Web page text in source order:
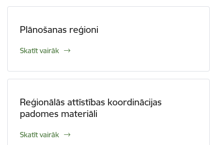
Plānošanas reģioni
Skatīt vairāk
Reģionālās attīstības koordinācijas
padomes materiāli
Skatīt vairāk